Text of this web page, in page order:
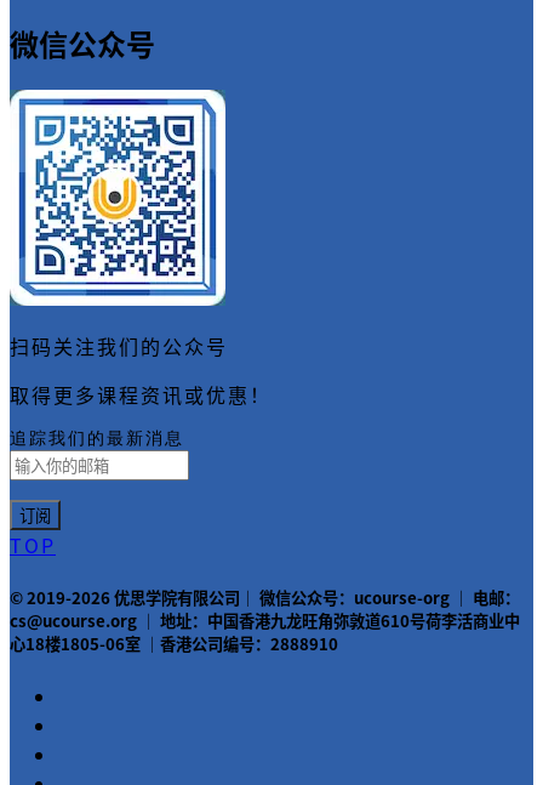
微信公众号
扫码关注我们的公众号
取得更多课程资讯或优惠！
追踪我们的最新消息
TOP
© 2019-2026 优思学院有限公司｜ 微信公众号：ucourse-org ｜ 电邮：
cs@ucourse.org ｜ 地址：中国香港九龙旺角弥敦道610号荷李活商业中
心18楼1805-06室 ｜香港公司编号：2888910